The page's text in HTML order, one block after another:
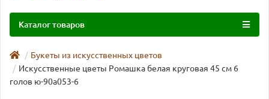
Каталог товаров
Букеты из искусственных цветов
Искусственные цветы Ромашка белая круговая 45 см 6
голов ю-90а053-6